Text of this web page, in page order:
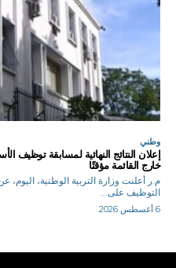
وطني
إعلان النتائج النهائية لمسابقة توظيف
خارج القائمة مؤقتًا
م.ر أعلنت وزارة التربية الوطنية،
التوظيف على...
6 أغسطس 2026